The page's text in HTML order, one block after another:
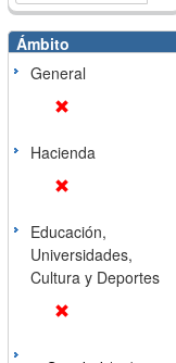
Ámbito
General
Hacienda
Educación,
Universidades,
Cultura y Deportes